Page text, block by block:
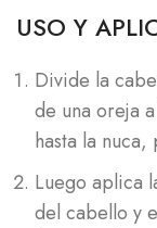
USO Y
Divide la
de una oreja
hasta la
Luego aplica
del cabello y